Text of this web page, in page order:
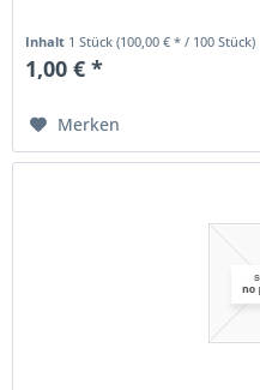
Inhalt 1 Stück(100,00 € * / 100 Stück)
1,00 € *
Merken